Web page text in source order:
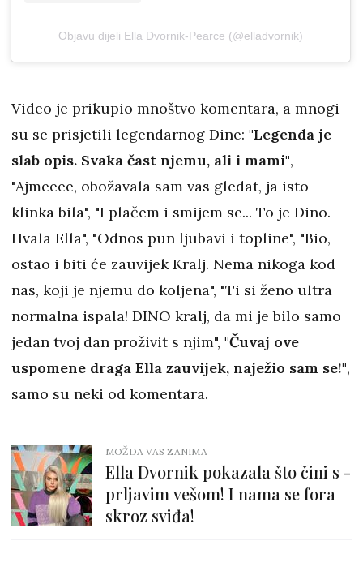
Objavu dijeli Ella Dvornik-Pearce (@elladvornik)
Video je prikupio mnoštvo komentara, a mnogi
su se prisjetili legendarnog Dine: "Legenda je
slab opis. Svaka čast njemu, ali i mami",
"Ajmeeee, obožavala sam vas gledat, ja isto
klinka bila", "I plačem i smijem se... To je Dino.
Hvala Ella", "Odnos pun ljubavi i topline", "Bio,
ostao i biti će zauvijek Kralj. Nema nikoga kod
nas, koji je njemu do koljena", "Ti si ženo ultra
normalna ispala! DINO kralj, da mi je bilo samo
jedan tvoj dan proživit s njim", "Čuvaj ove
uspomene draga Ella zauvijek, naježio sam se!",
samo su neki od komentara.
MOŽDA VAS ZANIMA
Ella Dvornik pokazala što čini s -
prljavim vešom! I nama se fora
skroz sviđa!